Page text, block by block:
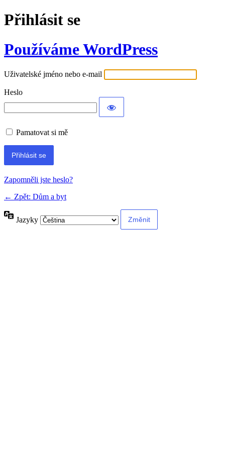
Přihlásit se
Používáme WordPress
Uživatelské jméno nebo e-mail
Heslo
Pamatovat si mě
Alternative:
Zapomněli jste heslo?
← Zpět: Dům a byt
Jazyky